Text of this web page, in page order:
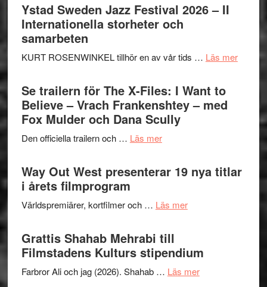
Ystad Sweden Jazz Festival 2026 – II
Internationella storheter och
samarbeten
KURT ROSENWINKEL tillhör en av vår tids … Läs merom
Festival
Se trailern för The X-Files: I Want to
Believe – Vrach Frankenshtey – med
Fox Mulder och Dana Scully
Den officiella trailern och … Läs merom
trailern
för
X-
I
Want
to
Believe
Way Out West presenterar 19 nya titlar
i årets filmprogram
Världspremiärer, kortfilmer och … Läs merom
presenterar
19
Grattis Shahab Mehrabi till
Filmstadens Kulturs stipendium
Farbror Ali och jag (2026). Shahab … Läs merom